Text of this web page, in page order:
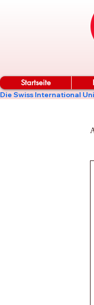
Startseite
Die Swiss International